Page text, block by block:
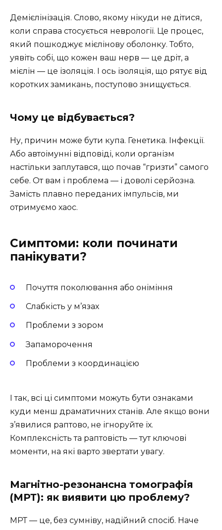
Демієлінізація. Слово, якому нікуди не дітися,
коли справа стосується неврології. Це процес,
який пошкоджує мієлінову оболонку. Тобто,
уявіть собі, що кожен ваш нерв — це дріт, а
мієлін — це ізоляція. І ось ізоляція, що рятує від
коротких замикань, поступово знищується.
Чому це відбувається?
Ну, причин може бути купа. Генетика. Інфекції.
Або автоімунні відповіді, коли організм
настільки заплутався, що почав “гризти” самого
себе. От вам і проблема — і доволі серйозна.
Замість плавно переданих імпульсів, ми
отримуємо хаос.
Симптоми: коли починати
панікувати?
Почуття поколювання або оніміння
Слабкість у м’язах
Проблеми з зором
Запаморочення
Проблеми з координацією
І так, всі ці симптоми можуть бути ознаками
куди менш драматичних станів. Але якщо вони
з’явилися раптово, не ігноруйте їх.
Комплексність та раптовість — тут ключові
моменти, на які варто звертати увагу.
Магнітно-резонансна томографія
(МРТ): як виявити цю проблему?
МРТ — це, без сумніву, надійний спосіб. Наче